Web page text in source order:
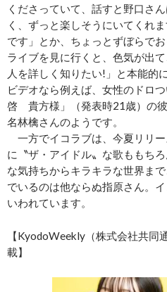
くださっていて、話すと野口さ
く、ずっと楽しそうにいてくれ
です」とか、ちょっとずぼらで
ライブを見に行くと、色気が出
人を詳しく知りたい!」と本能的
ビデオなら例えば、女性のドロ
啓 貴方様」（発表時21歳）の
名林檎さんのようです。
一方でイコラブは、今夏リリ
に〝ザ・アイドル〟な歌ももち
な気持ちからキラキラな世界ま
でいるのは他ならぬ指原さん。
いわれています。
【KyodoWeekly（株式会社共同
載】